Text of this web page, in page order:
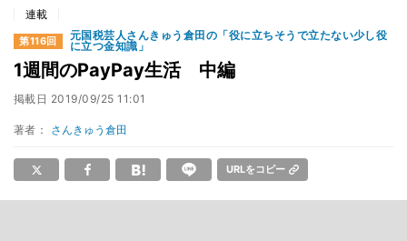
連載
第116回
元国税芸人さんきゅう倉田の「役に立ちそうで立たない少し役
に立つ金知識」
1週間のPayPay生活 中編
掲載日 2019/09/25 11:01
著者： さんきゅう倉田
URLをコピー